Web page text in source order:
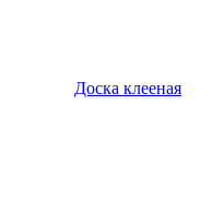
Доска клееная